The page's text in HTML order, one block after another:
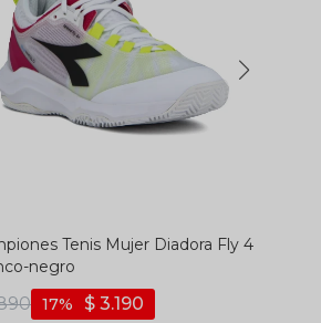
Tenis Mujer Diadora Fly 4
negro
$ 3.190
17